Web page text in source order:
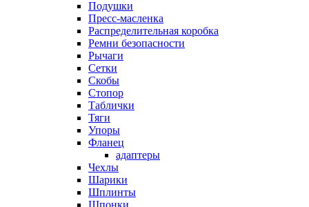
Подушки
Пресс-масленка
Распределительная коробка
Ремни безопасности
Рычаги
Сетки
Скобы
Стопор
Таблички
Тяги
Упоры
Фланец
адаптеры
Чехлы
Шарики
Шплинты
Шпонки